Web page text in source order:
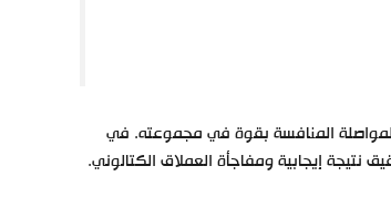
لمواصلة المنافسة بقوة في مجموعته. في
إيجابية ومفاجأة العملاق الكتالوني.